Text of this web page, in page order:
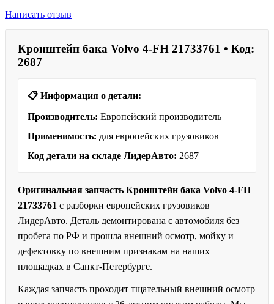
Написать отзыв
Кронштейн бака Volvo 4-FH 21733761 • Код:
2687
📋 Информация о детали:
Производитель: Европейский производитель
Применимость: для европейских грузовиков
Код детали на складе ЛидерАвто: 2687
Оригинальная запчасть Кронштейн бака Volvo 4-FH
21733761 с разборки европейских грузовиков
ЛидерАвто. Деталь демонтирована с автомобиля без
пробега по РФ и прошла внешний осмотр, мойку и
дефектовку по внешним признакам на наших
площадках в Санкт-Петербурге.
Каждая запчасть проходит тщательный внешний осмотр